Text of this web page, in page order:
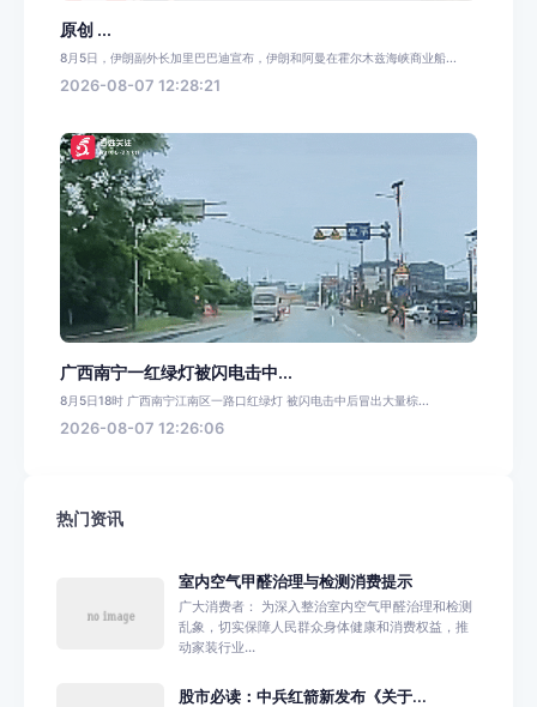
原创 ...
8月5日，伊朗副外长加里巴巴迪宣布，伊朗和阿曼在霍尔木兹海峡商业船...
2026-08-07 12:28:21
广西南宁一红绿灯被闪电击中...
8月5日18时 广西南宁江南区一路口红绿灯 被闪电击中后冒出大量棕...
2026-08-07 12:26:06
热门资讯
室内空气甲醛治理与检测消费提示
广大消费者： 为深入整治室内空气甲醛治理和检测
乱象，切实保障人民群众身体健康和消费权益，推
动家装行业...
股市必读：中兵红箭新发布《关于...